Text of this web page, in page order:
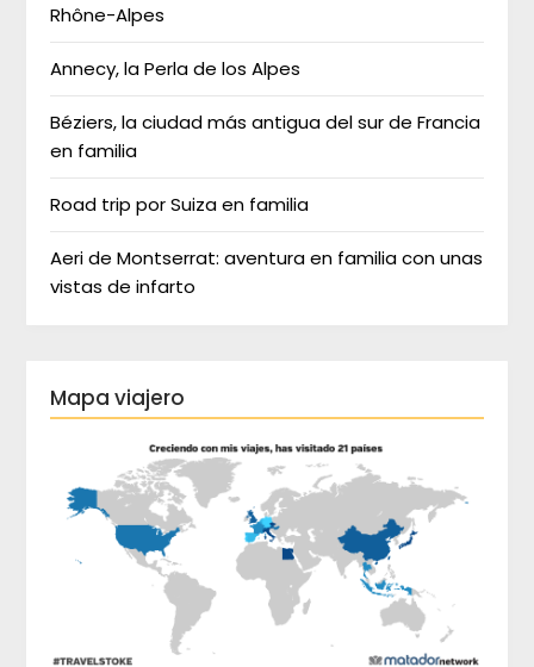
Rhône-Alpes
Annecy, la Perla de los Alpes
Béziers, la ciudad más antigua del sur de Francia
en familia
Road trip por Suiza en familia
Aeri de Montserrat: aventura en familia con unas
vistas de infarto
Mapa viajero